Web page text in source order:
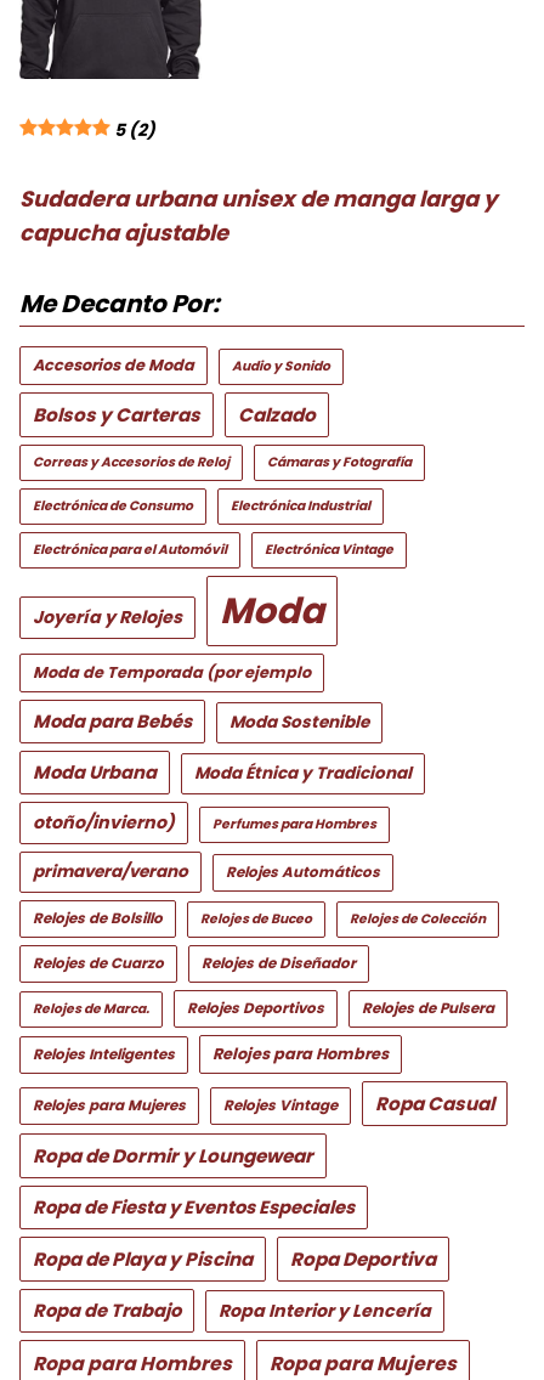
5 (2)
Sudadera urbana unisex de manga larga y
capucha ajustable
Me Decanto Por:
Accesorios de Moda Audio y Sonido
Bolsos y Carteras Calzado
Correas y Accesorios de Reloj Cámaras y Fotografía
Electrónica de Consumo Electrónica Industrial
Electrónica para el Automóvil Electrónica Vintage
Joyería y Relojes Moda
Moda de Temporada (por ejemplo
Moda para Bebés Moda Sostenible
Moda Urbana Moda Étnica y Tradicional
otoño/invierno) Perfumes para Hombres
primavera/verano Relojes Automáticos
Relojes de Bolsillo Relojes de Buceo Relojes de Colección
Relojes de Cuarzo Relojes de Diseñador
Relojes de Marca. Relojes Deportivos Relojes de Pulsera
Relojes Inteligentes Relojes para Hombres
Relojes para Mujeres Relojes Vintage Ropa Casual
Ropa de Dormir y Loungewear
Ropa de Fiesta y Eventos Especiales
Ropa de Playa y Piscina
Ropa Deportiva
Ropa de Trabajo
Ropa Interior y Lencería
Ropa para Hombres Ropa para Mujeres